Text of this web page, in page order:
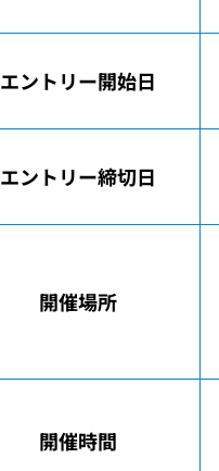
エントリー開始日
エントリー締切日
開催場所
開催時間